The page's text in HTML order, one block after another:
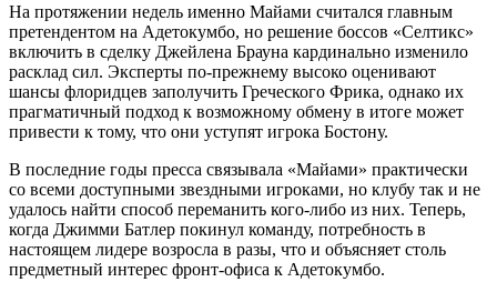
На протяжении недель именно Майами считался главным
претендентом на Адетокумбо, но решение боссов «Селтикс»
включить в сделку Джейлена Брауна кардинально изменило
расклад сил. Эксперты по-прежнему высоко оценивают
шансы флоридцев заполучить Греческого Фрика, однако их
прагматичный подход к возможному обмену в итоге может
привести к тому, что они уступят игрока Бостону.
В последние годы пресса связывала «Майами» практически
со всеми доступными звездными игроками, но клубу так и не
удалось найти способ переманить кого-либо из них. Теперь,
когда Джимми Батлер покинул команду, потребность в
настоящем лидере возросла в разы, что и объясняет столь
предметный интерес фронт-офиса к Адетокумбо.